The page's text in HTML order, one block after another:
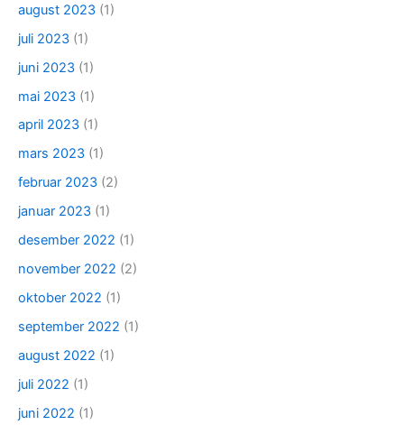
august 2023 (1)
juli 2023 (1)
juni 2023 (1)
mai 2023 (1)
april 2023 (1)
mars 2023 (1)
februar 2023 (2)
januar 2023 (1)
desember 2022 (1)
november 2022 (2)
oktober 2022 (1)
september 2022 (1)
august 2022 (1)
juli 2022 (1)
juni 2022 (1)